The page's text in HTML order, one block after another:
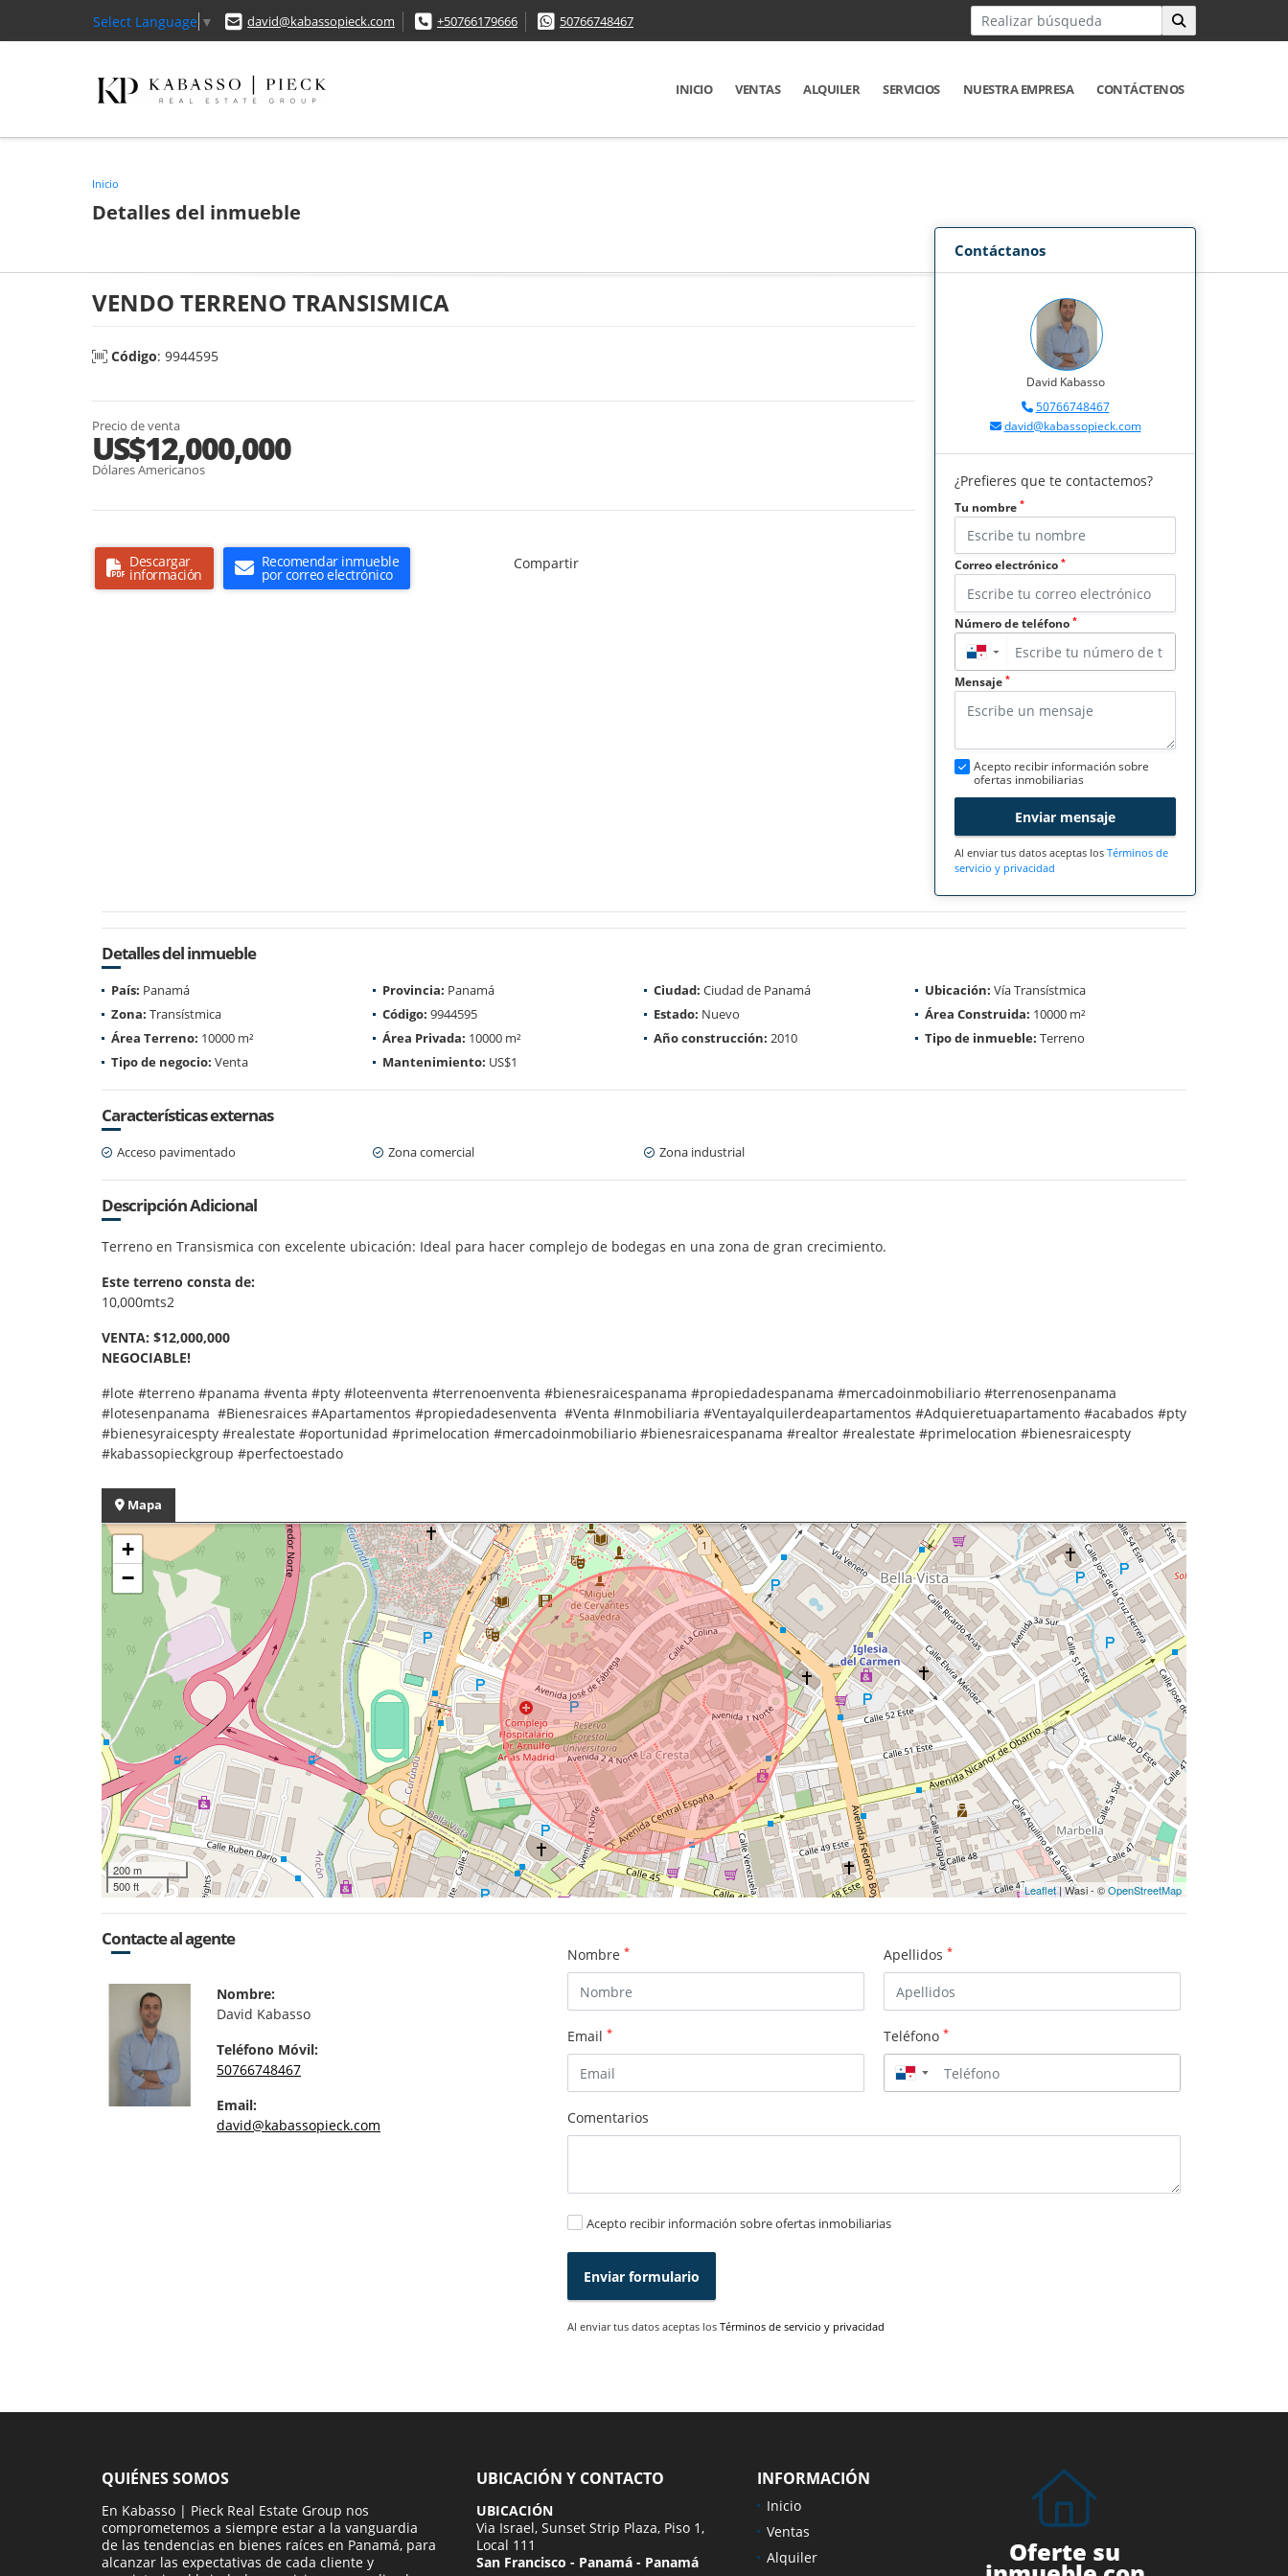
Select Language ▼ david@kabassopieck.com +50766179666 50766748467
INICIO VENTAS ALQUILER SERVICIOS NUESTRA EMPRESA CONTÁCTENOS
Inicio
Detalles del inmueble
VENDO TERRENO TRANSISMICA
Código: 9944595
Precio de venta
US$12,000,000
Dólares Americanos
Descargar
información
Recomendar inmueble
por correo electrónico
Compartir
Contáctanos
David Kabasso
50766748467
david@kabassopieck.com
¿Prefieres que te contactemos?
Tu nombre *
Correo electrónico *
Número de teléfono *
▼
Mensaje *
Acepto recibir información sobre
ofertas inmobiliarias
Enviar mensaje
Al enviar tus datos aceptas los Términos de
servicio y privacidad
Detalles del inmueble
País: Panamá Provincia: Panamá Ciudad: Ciudad de Panamá Ubicación: Vía Transístmica
Zona: Transístmica Código: 9944595 Estado: Nuevo Área Construida: 10000 m²
Área Terreno: 10000 m² Área Privada: 10000 m² Año construcción: 2010 Tipo de inmueble: Terreno
Tipo de negocio: Venta Mantenimiento: US$1
Características externas
Acceso pavimentado Zona comercial Zona industrial
Descripción Adicional
Terreno en Transismica con excelente ubicación: Ideal para hacer complejo de bodegas en una zona de gran crecimiento.
Este terreno consta de:
10,000mts2
VENTA: $12,000,000
NEGOCIABLE!
#lote #terreno #panama #venta #pty #loteenventa #terrenoenventa #bienesraicespanama #propiedadespanama #mercadoinmobiliario #terrenosenpanama
#lotesenpanama #Bienesraices #Apartamentos #propiedadesenventa #Venta #Inmobiliaria #Ventayalquilerdeapartamentos #Adquieretuapartamento #acabados #pty
#bienesyraicespty #realestate #oportunidad #primelocation #mercadoinmobiliario #bienesraicespanama #realtor #realestate #primelocation #bienesraicespty
#kabassopieckgroup #perfectoestado
Mapa
+
−
200 m
500 ft
Leaflet| Wasi - ©OpenStreetMap
Contacte al agente
Nombre:
David Kabasso
Teléfono Móvil:
50766748467
Email:
david@kabassopieck.com
Nombre * Apellidos *
Email * Teléfono *
▼
Comentarios
Acepto recibir información sobre ofertas inmobiliarias
Enviar formulario
Al enviar tus datos aceptas los Términos de servicio y privacidad
QUIÉNES SOMOS
En Kabasso | Pieck Real Estate Group nos
comprometemos a siempre estar a la vanguardia
de las tendencias en bienes raíces en Panamá, para
alcanzar las expectativas de cada cliente y
UBICACIÓN Y CONTACTO
UBICACIÓN
Via Israel, Sunset Strip Plaza, Piso 1,
Local 111
San Francisco - Panamá - Panamá
INFORMACIÓN
Inicio
Ventas
Alquiler
Oferte su